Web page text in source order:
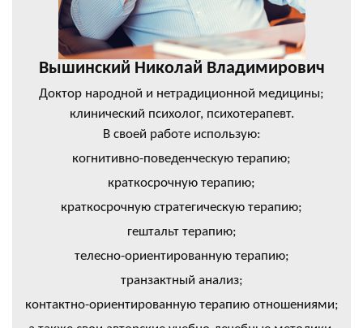
Вышинский Николай Владимирович
Доктор народной и нетрадиционной медицины;
клинический психолог, психотерапевт.
В своей работе использую:
когнитивно-поведенческую терапию;
краткосрочную терапию;
краткосрочную стратегическую терапию;
гештальт терапию;
телесно-ориентированную терапию;
транзактный анализ;
контактно-ориентированную терапию отношениями;